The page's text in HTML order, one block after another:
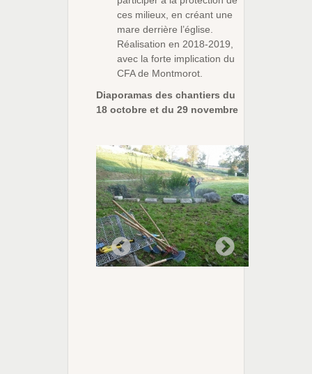
ces milieux, en créant une
mare derrière l’église.
Réalisation en 2018-2019,
avec la forte implication du
CFA de Montmorot.
Diaporamas des chantiers du
18 octobre et du 29 novembre